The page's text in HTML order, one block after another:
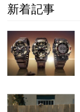
新着記事